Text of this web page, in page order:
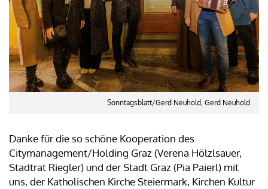
Sonntagsblatt/Gerd Neuhold, Gerd Neuhold
Danke für die so schöne Kooperation des
Citymanagement/Holding Graz (Verena Hölzlsauer,
Stadtrat Riegler) und der Stadt Graz (Pia Paierl) mit
uns, der Katholischen Kirche Steiermark, Kirchen Kultur